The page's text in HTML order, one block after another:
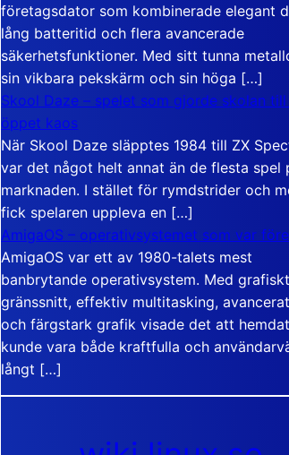
företagsdator som kombinerade elegant
lång batteritid och flera avancerade
säkerhetsfunktioner. Med sitt tunna
sin vikbara pekskärm och sin höga […]
Skool Daze – spelet som gjorde skolan
öppet kaos
När Skool Daze släpptes 1984 till ZX
var det något helt annat än de flesta spel
marknaden. I stället för rymdstrider och
fick spelaren uppleva en […]
AmigaOS – operativsystemet som var
AmigaOS var ett av 1980-talets mest
banbrytande operativsystem. Med grafiskt
gränssnitt, effektiv multitasking,
och färgstark grafik visade det att
kunde vara både kraftfulla och
långt […]